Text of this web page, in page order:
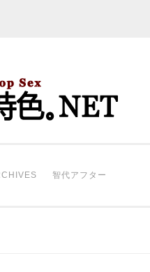
智代アフター